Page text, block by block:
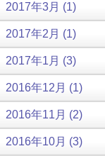
2017年3月 (1)
2017年2月 (1)
2017年1月 (3)
2016年12月 (1)
2016年11月 (2)
2016年10月 (3)